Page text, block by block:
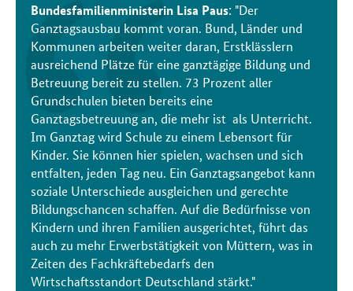
Bundesfamilienministerin Lisa Paus: "Der
Ganztagsausbau kommt voran. Bund, Länder und
Kommunen arbeiten weiter daran, Erstklässlern
ausreichend Plätze für eine ganztägige Bildung und
Betreuung bereit zu stellen. 73 Prozent aller
Grundschulen bieten bereits eine
Ganztagsbetreuung an, die mehr ist als Unterricht.
Im Ganztag wird Schule zu einem Lebensort für
Kinder. Sie können hier spielen, wachsen und sich
entfalten, jeden Tag neu. Ein Ganztagsangebot kann
soziale Unterschiede ausgleichen und gerechte
Bildungschancen schaffen. Auf die Bedürfnisse von
Kindern und ihren Familien ausgerichtet, führt das
auch zu mehr Erwerbstätigkeit von Müttern, was in
Zeiten des Fachkräftebedarfs den
Wirtschaftsstandort Deutschland stärkt."